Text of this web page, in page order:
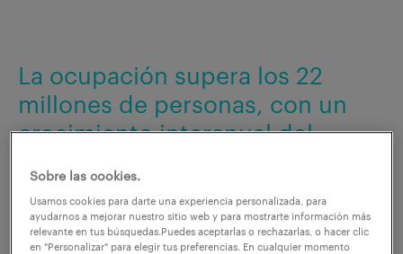
La ocupación supera los 22
millones de personas, con un
crecimiento interanual del
En el segundo trimestre de 2025, el empleo creció en
503.300 personas, situandola cifra de ocupados en
22,27 millones, lo que supone una mejora respecto al
Sobre las cookies.
Usamos cookies para darte una experiencia personalizada, para
ayudarnos a mejorar nuestro sitio web y para mostrarte información más
relevante en tus búsquedas.Puedes aceptarlas o rechazarlas, o hacer clic
en "Personalizar" para elegir tus preferencias. En cualquier momento